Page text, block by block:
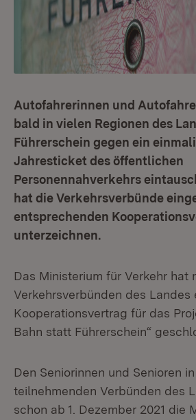
Autofahrerinnen und
bald in vielen Regionen des
Führerschein gegen ein
Jahresticket des öffentlichen
Personennahverkehrs
hat die Verkehrsverbünde
entsprechenden
unterzeichnen.
Das Ministerium für Verkehr hat
Verkehrsverbünden des Landes
Kooperationsvertrag für das
Bahn statt Führerschein“
Den Seniorinnen und Senioren
teilnehmenden Verbünden des
schon ab 1. Dezember 2021 die